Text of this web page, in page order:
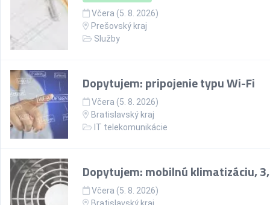
Včera (5. 8. 2026)
Prešovský kraj
Služby
Dopytujem: pripojenie typu Wi-Fi
Včera (5. 8. 2026)
Bratislavský kraj
IT telekomunikácie
Dopytujem: mobilnú klimatizáciu,
Včera (5. 8. 2026)